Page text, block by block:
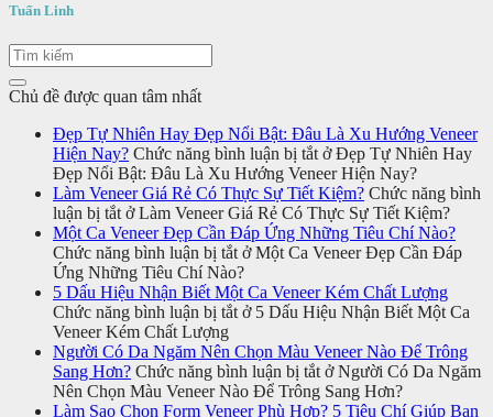
Tuấn Linh
Chủ đề được quan tâm nhất
Đẹp Tự Nhiên Hay Đẹp Nổi Bật: Đâu Là Xu Hướng Veneer
Hiện Nay? Chức năng bình luận bị tắt ở Đẹp Tự Nhiên Hay
Đẹp Nổi Bật: Đâu Là Xu Hướng Veneer Hiện Nay?
Làm Veneer Giá Rẻ Có Thực Sự Tiết Kiệm? Chức năng bình
luận bị tắt ở Làm Veneer Giá Rẻ Có Thực Sự Tiết Kiệm?
Một Ca Veneer Đẹp Cần Đáp Ứng Những Tiêu Chí Nào?
Chức năng bình luận bị tắt ở Một Ca Veneer Đẹp Cần Đáp
Ứng Những Tiêu Chí Nào?
5 Dấu Hiệu Nhận Biết Một Ca Veneer Kém Chất Lượng
Chức năng bình luận bị tắt ở 5 Dấu Hiệu Nhận Biết Một Ca
Veneer Kém Chất Lượng
Người Có Da Ngăm Nên Chọn Màu Veneer Nào Để Trông
Sang Hơn? Chức năng bình luận bị tắt ở Người Có Da Ngăm
Nên Chọn Màu Veneer Nào Để Trông Sang Hơn?
Làm Sao Chọn Form Veneer Phù Hợp? 5 Tiêu Chí Giúp Bạn